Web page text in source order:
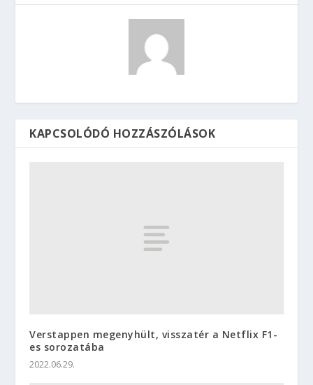
KAPCSOLÓDÓ HOZZÁSZÓLÁSOK
Verstappen megenyhült, visszatér a Netflix F1-
es sorozatába
2022.06.29.